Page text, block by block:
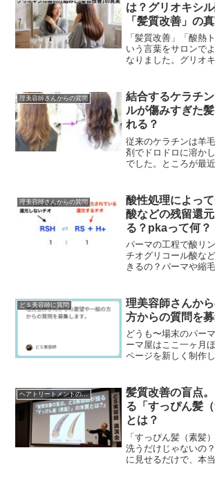
は？グリオキシ
「髪質改善」の
「髪質改善」「酸熱
いう言葉をサロンで
なりました。グリオ
しくなるとアピール
理美容師さんからの質問
結合するケラチ
ルが傷みすぎた
れる？
従来のケラチンは羊
剤でドロドロに溶か
でした。ところが最
ンに非常に類似した
理美容師さんからの質問
酸性処理によっ
酸などの残留還
る？pkaって何？
パーマの工程で酸リ
チオグリコール酸な
きるの？パーマや縮
ャンプー台で中間水
どＳ美容師に質問
理美容師さんか
方からの質問を募
どうも〜場末のパー
ーマ屋はここ一ヶ月
ページを新しく制作
日記のインスタグラ...
ヘアトリートメントの真実
髪質改善の盲点
る「すっぴん髪
とは？
「すっぴん髪（素髪
洗うだけじゃないの
に見せるだけで、本